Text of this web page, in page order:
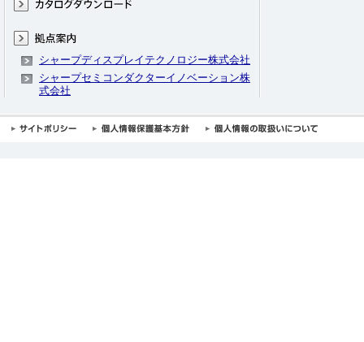
シャープディスプレイテクノロジー株式会社
シャープセミコンダクターイノベーション株
式会社